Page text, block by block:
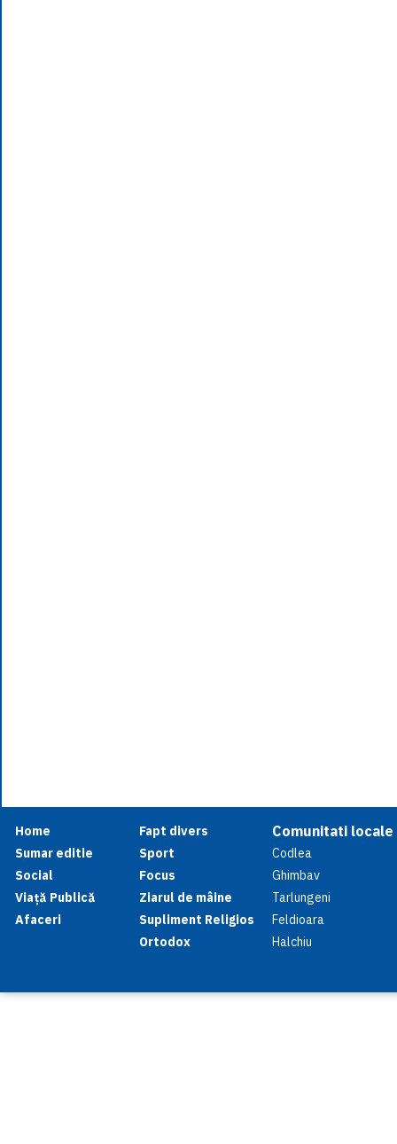
Home
Sumar editie
Social
Viață Publică
Afaceri
Fapt divers
Sport
Focus
Ziarul de mâine
Supliment Religios
Ortodox
Comunitati locale
Codlea
Ghimbav
Tarlungeni
Feldioara
Halchiu